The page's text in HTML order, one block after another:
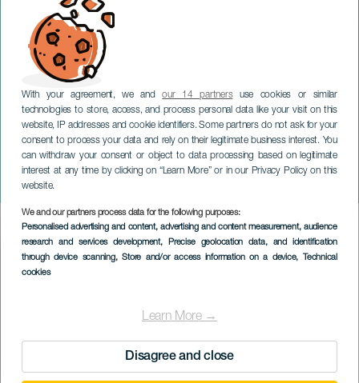
With your agreement, we andour 14 partnersuse cookies or similar
technologies to store, access, and process personal data like your visit on this
website, IP addresses and cookie identifiers. Some partners do not ask for your
consent to process your data and rely on their legitimate business interest. You
can withdraw your consent or object to data processing based on legitimate
interest at any time by clicking on “Learn More” or in our Privacy Policy on this
website.
We and our partners process data for the following purposes:
Personalised advertising and content, advertising and content measurement, audience
research and services development, Precise geolocation data, and identification
through device scanning, Store and/or access information on a device, Technical
cookies
Learn More →
Disagree and close
Eredi di Chasna Show:
decimo anniversario
TENERIFE
Imagen
Listado